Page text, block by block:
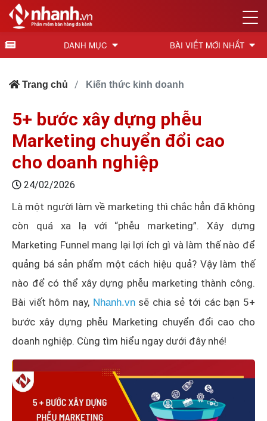
DANH MỤC BÀI VIẾT MỚI NHẤT
Trang chủ Kiến thức kinh doanh
5+ bước xây dựng phễu
Marketing chuyển đổi cao
cho doanh nghiệp
24/02/2026
Là một người làm về marketing thì chắc hẳn đã không
còn quá xa lạ với “phễu marketing”. Xây dựng
Marketing Funnel mang lại lợi ích gì và làm thế nào để
quảng bá sản phẩm một cách hiệu quả? Vậy làm thế
nào để có thể xây dựng phễu marketing thành công.
Bài viết hôm nay, Nhanh.vnsẽ chia sẻ tới các bạn 5+
bước xây dựng phễu Marketing chuyển đổi cao cho
doanh nghiệp. Cùng tìm hiểu ngay dưới đây nhé!